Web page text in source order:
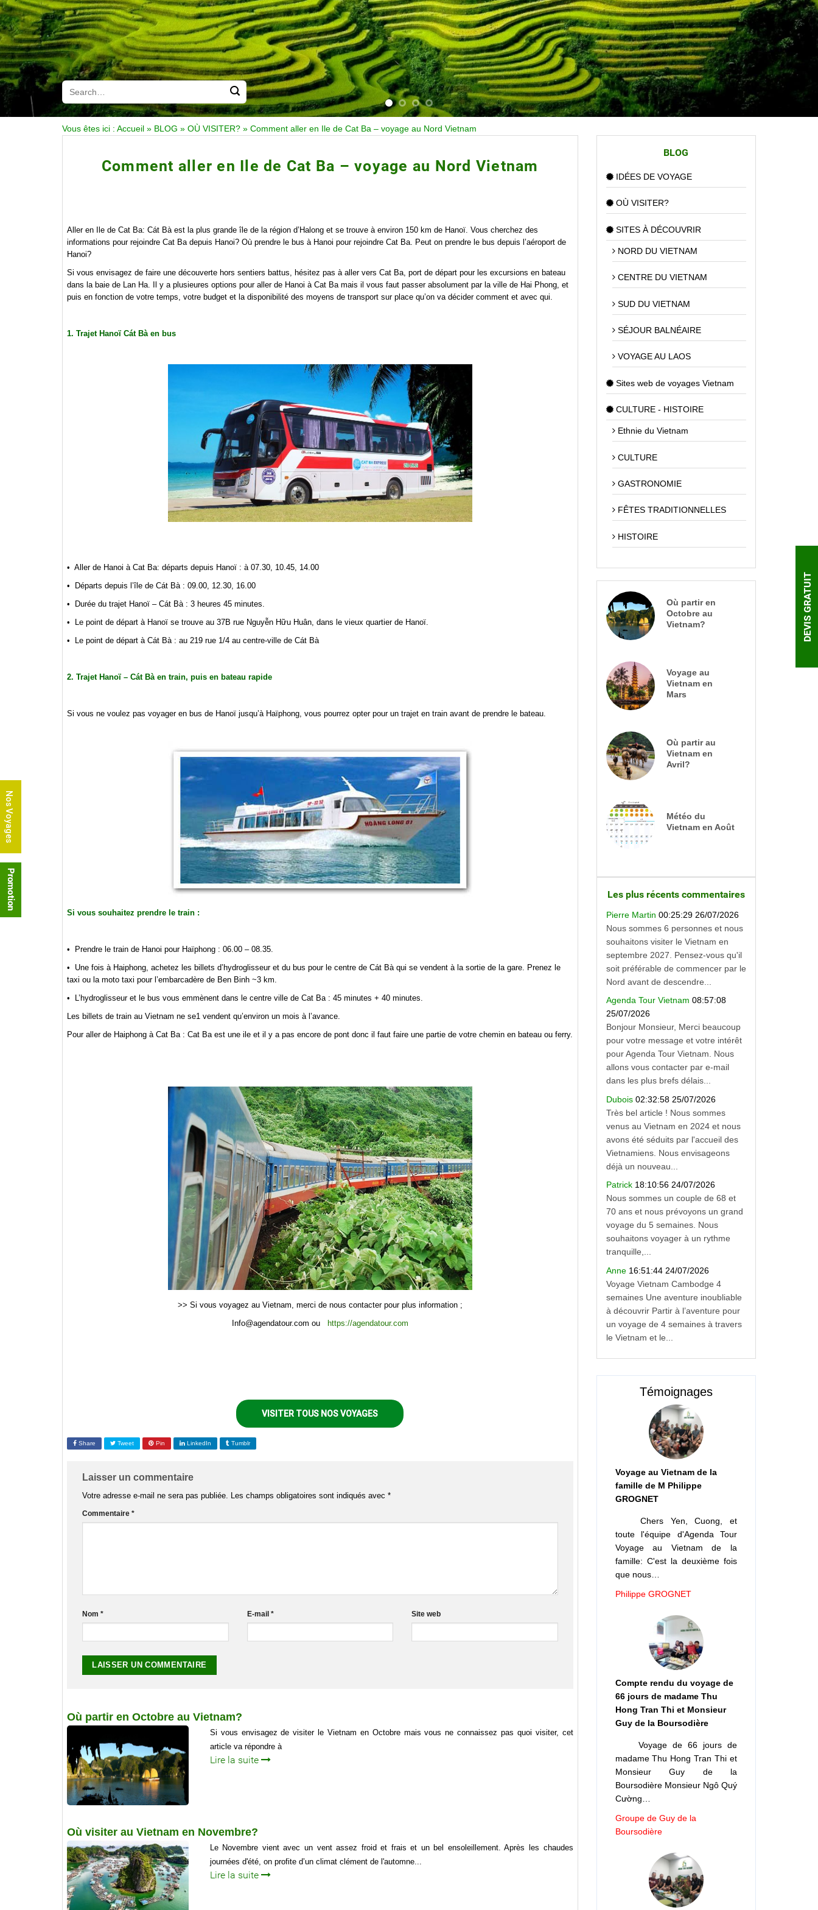
Vous êtes ici : Accueil » BLOG » OÙ VISITER? » Comment aller en Ile de Cat Ba – voyage au Nord Vietnam
Comment aller en Ile de Cat Ba – voyage au Nord Vietnam
Aller en Ile de Cat Ba: Cát Bà est la plus grande île de la région d’Halong et se trouve à environ 150 km de Hanoï. Vous cherchez des
informations pour rejoindre Cat Ba depuis Hanoi? Où prendre le bus à Hanoi pour rejoindre Cat Ba. Peut on prendre le bus depuis l’aéroport de
Hanoi?
Si vous envisagez de faire une découverte hors sentiers battus, hésitez pas à aller vers Cat Ba, port de départ pour les excursions en bateau
dans la baie de Lan Ha. Il y a plusieures options pour aller de Hanoi à Cat Ba mais il vous faut passer absolument par la ville de Hai Phong, et
puis en fonction de votre temps, votre budget et la disponibilité des moyens de transport sur place qu’on va décider comment et avec qui.
1. Trajet Hanoï Cát Bà en bus
• Aller de Hanoi à Cat Ba: départs depuis Hanoï : à 07.30, 10.45, 14.00
•
Départs depuis l’île de Cát Bà : 09.00, 12.30, 16.00
•
Durée du trajet Hanoï – Cát Bà : 3 heures 45 minutes.
•
Le point de départ à Hanoï se trouve au 37B rue Nguyễn Hữu Huân, dans le vieux quartier de Hanoï.
•
Le point de départ à Cát Bà : au 219 rue 1/4 au centre-ville de Cát Bà
2. Trajet Hanoï – Cát Bà en train, puis en bateau rapide
Si vous ne voulez pas voyager en bus de Hanoï jusqu’à Haïphong, vous pourrez opter pour un trajet en train avant de prendre le bateau.
Si vous souhaitez prendre le train :
•
Prendre le train de Hanoi pour Haïphong : 06.00 – 08.35.
•
Une fois à Haiphong, achetez les billets d’hydroglisseur et du bus pour le centre de Cát Bà qui se vendent à la sortie de la gare. Prenez le
taxi ou la moto taxi pour l’embarcadère de Ben Binh ~3 km.
•
L’hydroglisseur et le bus vous emmènent dans le centre ville de Cat Ba : 45 minutes + 40 minutes.
Les billets de train au Vietnam ne se1 vendent qu’environ un mois à l’avance.
Pour aller de Haiphong à Cat Ba : Cat Ba est une ile et il y a pas encore de pont donc il faut faire une partie de votre chemin en bateau ou ferry.
>> Si vous voyagez au Vietnam, merci de nous contacter pour plus information ;
Info@agendatour.com ou https://agendatour.com
VISITER TOUS NOS VOYAGES
Share Tweet Pin LinkedIn Tumblr
Laisser un commentaire
Votre adresse e-mail ne sera pas publiée. Les champs obligatoires sont indiqués avec *
Commentaire *
Nom * E-mail * Site web
Où partir en Octobre au Vietnam?
Si vous envisagez de visiter le Vietnam en Octobre mais vous ne connaissez pas quoi visiter, cet
article va répondre à
Lire la suite
Où visiter au Vietnam en Novembre?
Le Novembre vient avec un vent assez froid et frais et un bel ensoleillement. Après les chaudes
journées d'été, on profite d’un climat clément de l'automne...
Lire la suite
BLOG
IDÉES DE VOYAGE
OÙ VISITER?
SITES À DÉCOUVRIR
NORD DU VIETNAM
CENTRE DU VIETNAM
SUD DU VIETNAM
SÉJOUR BALNÉAIRE
VOYAGE AU LAOS
Sites web de voyages Vietnam
CULTURE - HISTOIRE
Ethnie du Vietnam
CULTURE
GASTRONOMIE
FÊTES TRADITIONNELLES
HISTOIRE
Où partir en
Octobre au
Vietnam?
Voyage au
Vietnam en
Mars
Où partir au
Vietnam en
Avril?
Météo du
Vietnam en Août
Les plus récents commentaires
Pierre Martin 00:25:29 26/07/2026
Nous sommes 6 personnes et nous
souhaitons visiter le Vietnam en
septembre 2027. Pensez-vous qu'il
soit préférable de commencer par le
Nord avant de descendre...
Agenda Tour Vietnam 08:57:08
25/07/2026
Bonjour Monsieur, Merci beaucoup
pour votre message et votre intérêt
pour Agenda Tour Vietnam. Nous
allons vous contacter par e-mail
dans les plus brefs délais...
Dubois 02:32:58 25/07/2026
Très bel article ! Nous sommes
venus au Vietnam en 2024 et nous
avons été séduits par l'accueil des
Vietnamiens. Nous envisageons
déjà un nouveau...
Patrick 18:10:56 24/07/2026
Nous sommes un couple de 68 et
70 ans et nous prévoyons un grand
voyage du 5 semaines. Nous
souhaitons voyager à un rythme
tranquille,...
Anne 16:51:44 24/07/2026
Voyage Vietnam Cambodge 4
semaines Une aventure inoubliable
à découvrir Partir à l’aventure pour
un voyage de 4 semaines à travers
le Vietnam et le...
Témoignages
Voyage au Vietnam de la
famille de M Philippe
GROGNET
Chers Yen, Cuong, et
toute l'équipe d'Agenda Tour
Voyage au Vietnam de la
famille: C'est la deuxième fois
que nous…
Philippe GROGNET
Compte rendu du voyage de
66 jours de madame Thu
Hong Tran Thi et Monsieur
Guy de la Boursodière
Voyage de 66 jours de
madame Thu Hong Tran Thi et
Monsieur Guy de la
Boursodière Monsieur Ngô Quý
Cường…
Groupe de Guy de la
Boursodière
DEVIS GRATUIT
Nos Voyages